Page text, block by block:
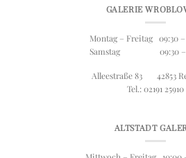
GALERIE
Montag – Freitag 09:30 –
Samstag 09:30 –
Alleestraße 83 42853
Tel.: 02191 25910
ALTSTADT